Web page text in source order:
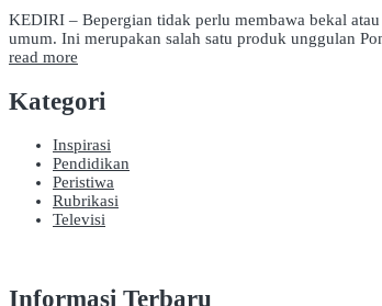
KEDIRI – Bepergian tidak perlu membawa bekal
umum. Ini merupakan salah satu produk unggulan
read more
Kategori
Inspirasi
Pendidikan
Peristiwa
Rubrikasi
Televisi
Informasi Terbaru